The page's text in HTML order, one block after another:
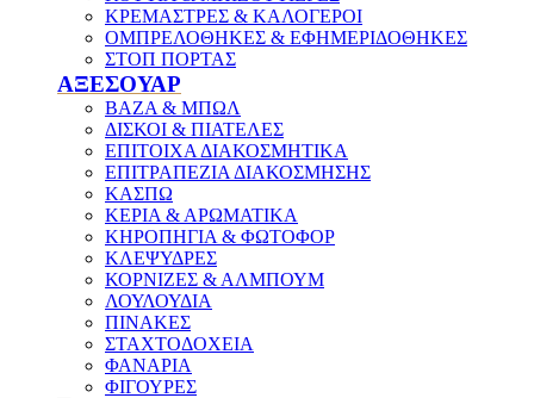
ΚΡΕΜΑΣΤΡΕΣ & ΚΑΛΟΓΕΡΟΙ
ΟΜΠΡΕΛΟΘΗΚΕΣ & ΕΦΗΜΕΡΙΔΟΘΗΚΕΣ
ΣΤΟΠ ΠΟΡΤΑΣ
ΑΞΕΣΟΥΑΡ
ΒΑΖΑ & ΜΠΩΛ
ΔΙΣΚΟΙ & ΠΙΑΤΕΛΕΣ
ΕΠΙΤΟΙΧΑ ΔΙΑΚΟΣΜΗΤΙΚΑ
ΕΠΙΤΡΑΠΕΖΙΑ ΔΙΑΚΟΣΜΗΣΗΣ
ΚΑΣΠΩ
ΚΕΡΙΑ & ΑΡΩΜΑΤΙΚΑ
ΚΗΡΟΠΗΓΙΑ & ΦΩΤΟΦΟΡ
ΚΛΕΨΥΔΡΕΣ
ΚΟΡΝΙΖΕΣ & ΑΛΜΠΟΥΜ
ΛΟΥΛΟΥΔΙΑ
ΠΙΝΑΚΕΣ
ΣΤΑΧΤΟΔΟΧΕΙΑ
ΦΑΝΑΡΙΑ
ΦΙΓΟΥΡΕΣ